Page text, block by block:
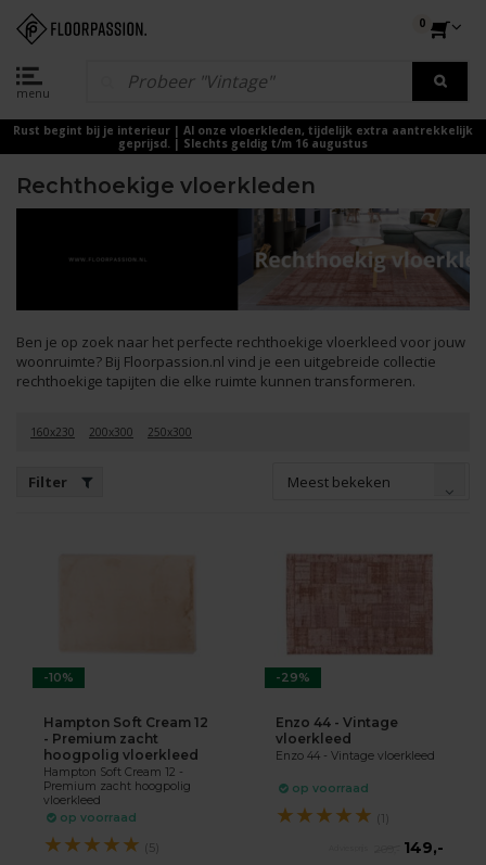
menu
0
Rust begint bij je interieur | Al onze vloerkleden, tijdelijk extra aantrekkelijk
geprijsd. | Slechts geldig t/m 16 augustus
Rechthoekige vloerkleden
Ben je op zoek naar het perfecte rechthoekige vloerkleed voor jouw
woonruimte? Bij Floorpassion.nl vind je een uitgebreide collectie
rechthoekige tapijten die elke ruimte kunnen transformeren.
160x230 200x300 250x300
Filter Meest bekeken
-10%
Hampton Soft Cream 12
- Premium zacht
hoogpolig vloerkleed
Hampton Soft Cream 12 -
Premium zacht hoogpolig
vloerkleed
op voorraad
★★★★★ (5)
-29%
Enzo 44 - Vintage
vloerkleed
Enzo 44 - Vintage vloerkleed
op voorraad
★★★★★ (1)
149,-